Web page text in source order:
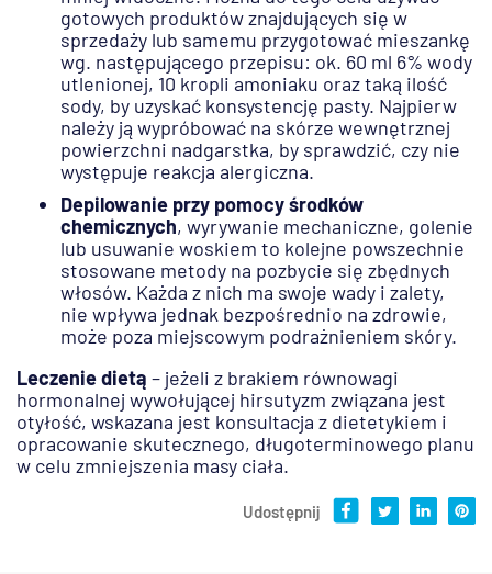
gotowych produktów znajdujących się w
sprzedaży lub samemu przygotować mieszankę
wg. następującego przepisu: ok. 60 ml 6% wody
utlenionej, 10 kropli amoniaku oraz taką ilość
sody, by uzyskać konsystencję pasty. Najpierw
należy ją wypróbować na skórze wewnętrznej
powierzchni nadgarstka, by sprawdzić, czy nie
występuje reakcja alergiczna.
Depilowanie przy pomocy środków
chemicznych, wyrywanie mechaniczne, golenie
lub usuwanie woskiem to kolejne powszechnie
stosowane metody na pozbycie się zbędnych
włosów. Każda z nich ma swoje wady i zalety,
nie wpływa jednak bezpośrednio na zdrowie,
może poza miejscowym podrażnieniem skóry.
Leczenie dietą – jeżeli z brakiem równowagi
hormonalnej wywołującej hirsutyzm związana jest
otyłość, wskazana jest konsultacja z dietetykiem i
opracowanie skutecznego, długoterminowego planu
w celu zmniejszenia masy ciała.
Udostępnij